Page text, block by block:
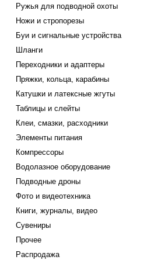
Ружья для подводной охоты
Ножи и стропорезы
Буи и сигнальные устройства
Шланги
Переходники и адаптеры
Пряжки, кольца, карабины
Катушки и латексные жгуты
Таблицы и слейты
Клеи, смазки, расходники
Элементы питания
Компрессоры
Водолазное оборудование
Подводные дроны
Фото и видеотехника
Книги, журналы, видео
Сувениры
Прочее
Распродажа